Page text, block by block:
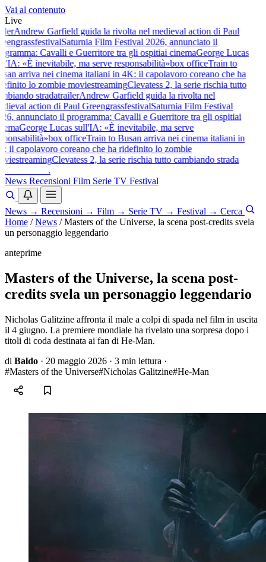
Vai al contenuto
Live
Andrew Garfield guida la rivolta nel medieval action di Paul
festivalSaturnia Film Festival 2026, annunciato il
Cavalli e Guerritore tra gli ospitiai cinemaGeorge Lucas
«È inevitabile, ma serve responsabilità»box officeTrain to
arriva nei cinema italiani in 4K: il capolavoro coreano che ha
lo zombie moviestreamingClevatess 2, la serie rischia tutto
stradatrailerAndrew Garfield guida la rivolta nel
action di Paul GreengrassfestivalSaturnia Film Festival
annunciato il programma: Cavalli e Guerritore tra gli ospitiai
George Lucas sull'IA: «È inevitabile, ma serve
box officeTrain to Busan arriva nei cinema italiani in
il capolavoro coreano che ha ridefinito lo zombie
streamingClevatess 2, la serie rischia tutto cambiando strada
.
News Recensioni Film Serie TV Festival
News → Recensioni → Film → Serie TV → Festival → Cerca
Home / News / Masters of the Universe, la scena post-credits svela
un personaggio leggendario
anteprime
Masters of the Universe, la scena post-
credits svela un personaggio leggendario
Nicholas Galitzine affronta il male a colpi di spada nel film in uscita
il 4 giugno. La premiere mondiale ha rivelato una sorpresa dopo i
titoli di coda destinata ai fan di He-Man.
di Baldo · 20 maggio 2026 · 3 min lettura ·
#Masters of the Universe#Nicholas Galitzine#He-Man